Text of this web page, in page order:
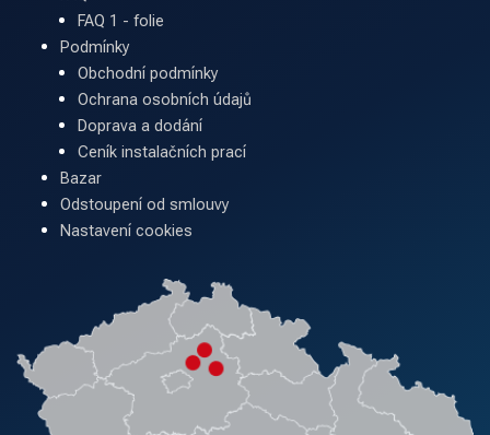
FAQ 1 - folie
Podmínky
Obchodní podmínky
Ochrana osobních údajů
Doprava a dodání
Ceník instalačních prací
Bazar
Odstoupení od smlouvy
Nastavení cookies